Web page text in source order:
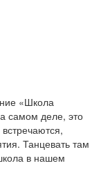
«Школа
самом деле, это
Танцевать там
в нашем